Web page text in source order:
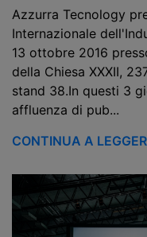
Azzurra Tecnology
Internazionale
13 ottobre 2016
della Chiesa XXXII,
stand 38.In questi 3
affluenza di pub...
CONTINUA A